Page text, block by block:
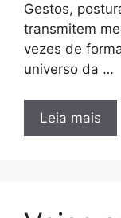
Gestos,
transmitem
vezes de
universo da …
Leia mais